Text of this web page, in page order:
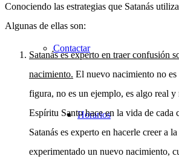
Contactar
Horarios
Conociendo las estrategias que Satanás
Algunas de ellas son:
Satanás es experto en traer confusión
nacimiento. El nuevo nacimiento no
figura, no es un ejemplo, es algo real y
Espíritu Santo hace en la vida de cada
Satanás es experto en hacerle creer a
experimentado un nuevo nacimiento,